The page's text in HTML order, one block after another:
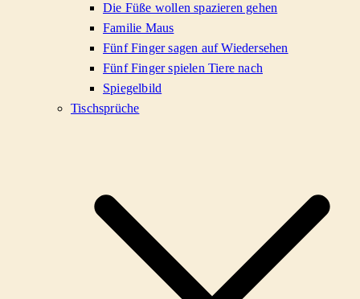
Die Füße wollen spazieren gehen
Familie Maus
Fünf Finger sagen auf Wiedersehen
Fünf Finger spielen Tiere nach
Spiegelbild
Tischsprüche